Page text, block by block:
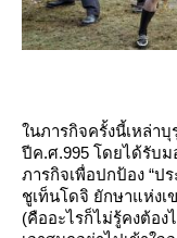
นภารกิจครั้งนี้เหล่าบุ
ปีค.ศ.995 โดยได้รับ
ภารกิจเพื่อปกป้อง “ป
ชูเท็นโดจิ ยักษาแห่งเข
(คืออะไรก็ไม่รู้คงต้อ